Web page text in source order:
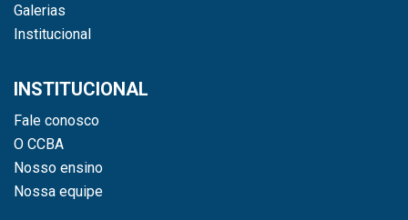
Galerias
Institucional
INSTITUCIONAL
Fale conosco
O CCBA
Nosso ensino
Nossa equipe